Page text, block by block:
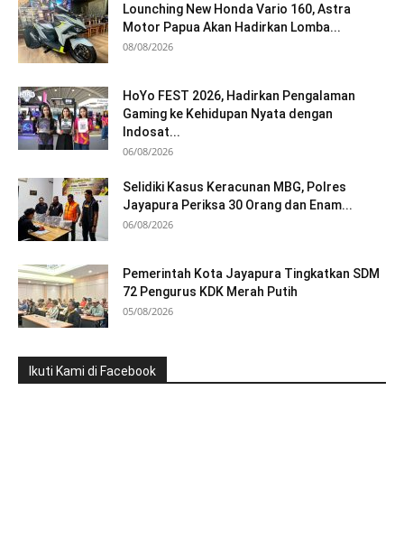
Lounching New Honda Vario 160, Astra
Motor Papua Akan Hadirkan Lomba...
08/08/2026
HoYo FEST 2026, Hadirkan Pengalaman
Gaming ke Kehidupan Nyata dengan
Indosat...
06/08/2026
Selidiki Kasus Keracunan MBG, Polres
Jayapura Periksa 30 Orang dan Enam...
06/08/2026
Pemerintah Kota Jayapura Tingkatkan SDM
72 Pengurus KDK Merah Putih
05/08/2026
Ikuti Kami di Facebook